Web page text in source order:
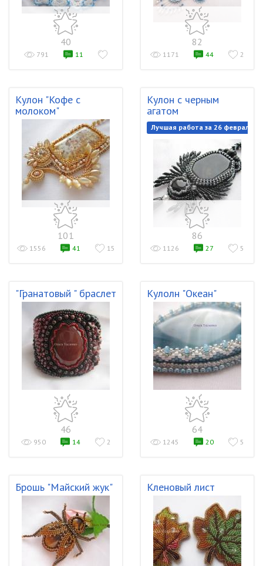
40
791 11
82
1171 44 2
Кулон "Кофе с
молоком"
101
1556 41 15
Кулон с черным
агатом
Лучшая работа за 26 февраля
86
1126 27 5
"Гранатовый " браслет
46
950 14 2
Кулолн "Океан"
64
1245 20 5
Брошь "Майский жук" Кленовый лист